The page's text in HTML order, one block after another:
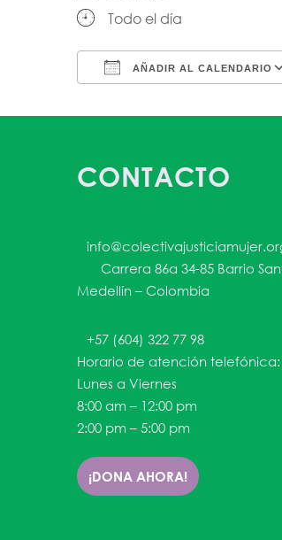
Todo el día
AÑADIR AL CALENDARIO
CONTACTO
Carrera 86a 34-85 Barrio
Medellín – Colombia
+57 (604) 322 77 98
Horario de atención telefónica:
Lunes a Viernes
8:00 am – 12:00 pm
2:00 pm – 5:00 pm
¡DONA AHORA!